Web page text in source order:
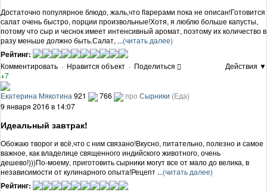
Достаточно популярное блюдо, жаль,что flapерами пока не описан!Готовится
салат очень быстро, порции произвольные!Хотя, я люблю больше капусты,
потому что сыр и чеснок имеет интенсивный аромат, поэтому их количество в
разу меньше должно быть.Салат, ...(читать далее)
Рейтинг:
Комментировать · Нравится объект · Поделиться
Действия ▼
+7
Екатерина Мякотина 921 766 про Сырники (Еда)
9 января 2016 в 14:07
Идеальный завтрак!
Обожаю творог и всё,что с ним связано!Вкусно, питательно, полезно и самое
важное, как владелице священного индийского животного, очень
дешево!)))По-моему, приготовить сырники могут все от мало до велика, в
независимости от кулинарного опыта!Рецепт ...(читать далее)
Рейтинг: